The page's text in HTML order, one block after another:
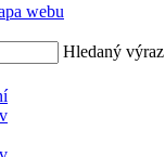
webu
Hledaný výraz